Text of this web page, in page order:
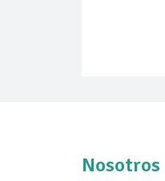
Nosotros